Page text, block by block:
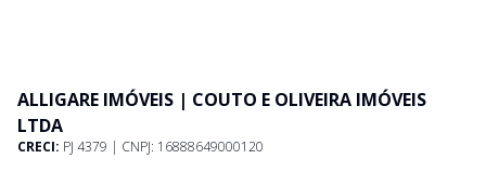
ALLIGARE IMÓVEIS | COUTO E OLIVEIRA IMÓVEIS
LTDA
CRECI: PJ 4379 | CNPJ: 16888649000120